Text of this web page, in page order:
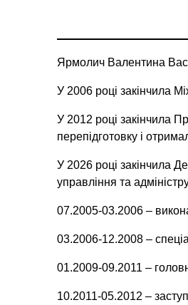
Ярмолич Валентина
У 2006 році закінчила
У 2012 році закінчила
перепідготовку і
У 2026 році закінчила
управління та
07.2005-03.2006 –
03.2006-12.2008 –
01.2009-09.2011 –
10.2011-05.2012 –